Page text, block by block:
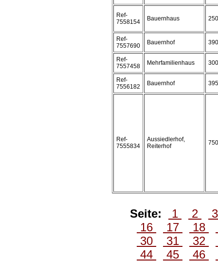
Ref-
7558154
Bauernhaus
Ref-
7557690
Bauernhof
Ref-
7557458
Mehrfamilienhaus
Ref-
7556182
Bauernhof
Ref-
7555834
Aussiedlerhof,
Reiterhof
Seite: 1 2
16
17 18
30
31 32
44
45 46